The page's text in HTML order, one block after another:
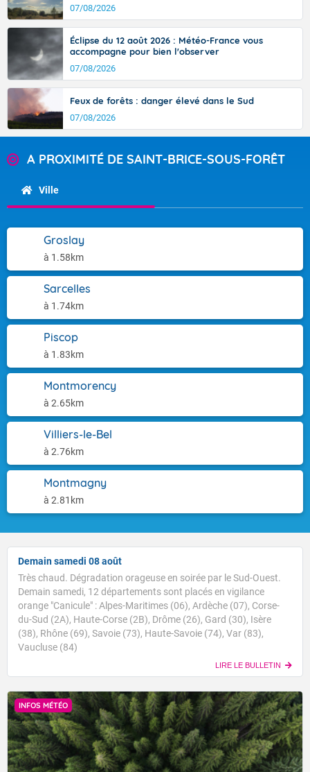
07/08/2026
Éclipse du 12 août 2026 : Météo-France vous
accompagne pour bien l'observer
07/08/2026
Feux de forêts : danger élevé dans le Sud
07/08/2026
A PROXIMITÉ DE SAINT-BRICE-SOUS-FORÊT
Ville
Groslay
à 1.58km
Sarcelles
à 1.74km
Piscop
à 1.83km
Montmorency
à 2.65km
Villiers-le-Bel
à 2.76km
Montmagny
à 2.81km
Demain samedi 08 août
Très chaud. Dégradation orageuse en soirée par le Sud-Ouest.
Demain samedi, 12 départements sont placés en vigilance
orange "Canicule" : Alpes-Maritimes (06), Ardèche (07), Corse-
du-Sud (2A), Haute-Corse (2B), Drôme (26), Gard (30), Isère
(38), Rhône (69), Savoie (73), Haute-Savoie (74), Var (83),
Vaucluse (84)
LIRE LE BULLETIN
INFOS MÉTÉO